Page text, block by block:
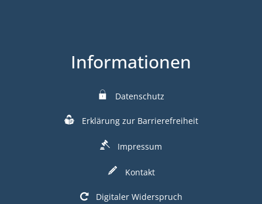
Informationen
Datenschutz
Erklärung zur Barrierefreiheit
Impressum
Kontakt
Digitaler Widerspruch